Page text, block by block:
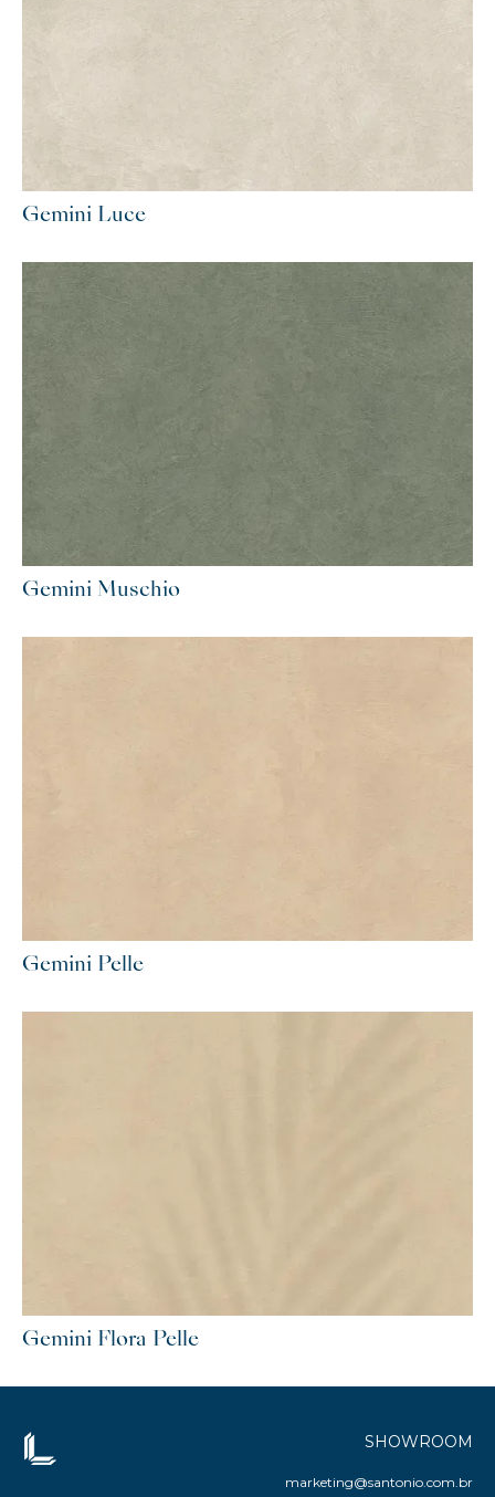
Gemini Luce
Gemini Muschio
Gemini Pelle
Gemini Flora Pelle
SHOWROOM
marketing@santonio.com.br